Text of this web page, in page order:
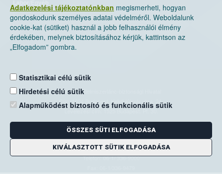
Adatkezelési tájékoztatónkban megismerheti, hogyan
gondoskodunk személyes adatai védelméről. Weboldalunk
cookie-kat (sütiket) használ a jobb felhasználói élmény
érdekében, melynek biztosításához kérjük, kattintson az
„Elfogadom” gombra.
Statisztikai célú sütik
Hirdetési célú sütik
Alapműködést biztosító és funkcionális sütik
ÖSSZES SÜTI ELFOGADÁSA
KIVÁLASZTOTT SÜTIK ELFOGADÁSA
Nemzeti Élelmiszerlánc-biztonsági Hivatal
Cím: 1024 Budapest, Keleti Károly utca. 24.
E-mail:ugyfelszolgalat@nebih.gov.hu
Zöld szám: 06-80/263-244
Telefon: 06-1/ 336-9000